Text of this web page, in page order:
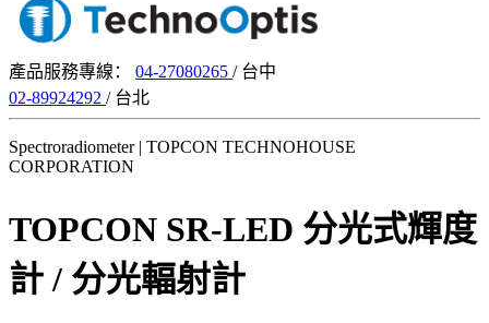
產品服務專線： 04-27080265 / 台中
02-89924292 / 台北
Spectroradiometer | TOPCON TECHNOHOUSE
CORPORATION
TOPCON SR-LED 分光式輝度
計 / 分光輻射計